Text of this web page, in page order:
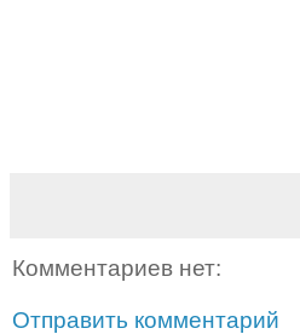
Комментариев нет:
Отправить комментарий